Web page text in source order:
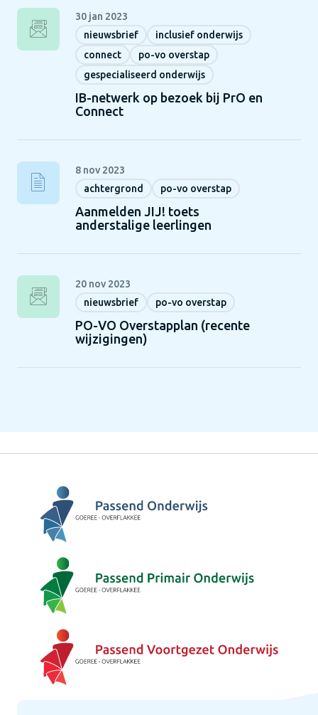
IB-netwerk op bezoek bij PrO en
Connect
30 jan 2023
nieuwsbrief
inclusief onderwijs
connect
po-vo overstap
gespecialiseerd onderwijs
Aanmelden JIJ! toets
anderstalige leerlingen
8 nov 2023
achtergrond
po-vo overstap
PO-VO Overstapplan (recente
wijzigingen)
20 nov 2023
nieuwsbrief
po-vo overstap